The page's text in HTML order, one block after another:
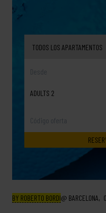
ADULTS 2
BY ROBERTO BORDI BARCELONA